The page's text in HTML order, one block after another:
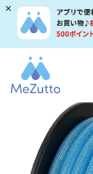
ネットストアTOP